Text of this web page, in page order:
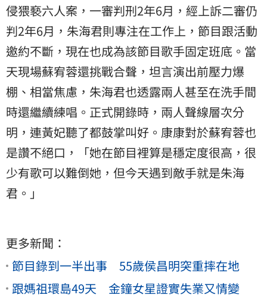
侵猥褻六人案，一審判刑2年6月，經上訴二審仍
判2年6月，朱海君則專注在工作上，節目跟活動
邀約不斷，現在也成為該節目歌手固定班底。當
天現場蘇宥蓉還挑戰合聲，坦言演出前壓力爆
棚、相當焦慮，朱海君也透露兩人甚至在洗手間
時還繼續練唱。正式開錄時，兩人聲線層次分
明，連黃妃聽了都鼓掌叫好。康康對於蘇宥蓉也
是讚不絕口，「她在節目裡算是穩定度很高，很
少有歌可以難倒她，但今天遇到敵手就是朱海
君。」
更多新聞：
節目錄到一半出事 55歲侯昌明突重摔在地
跟媽祖環島49天 金鐘女星證實失業又情變